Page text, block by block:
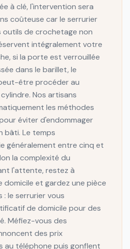
à clé, l'intervention sera
coûteuse car le serrurier
outils de crochetage non
intégralement votre
si la porte est verrouillée
dans le barillet, le
être procéder au
Nos artisans
les méthodes
éviter d'endommager
bâti. Le temps
généralement entre cinq et
la complexité du
l'attente, restez à
et gardez une pièce
le serrurier vous
de domicile pour des
Méfiez-vous des
des prix
au téléphone puis gonflent